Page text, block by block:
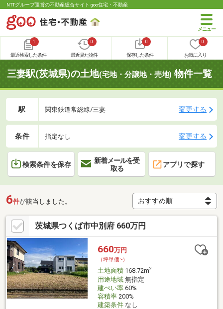
NTTグループ運営の不動産総合サイト goo住宅・不動産
1
最近検索した条件
0
最近見た物件
0
保存した条件
0
お気に入り
三妻駅(茨城県)の土地(宅地・分譲地・売地) 物件一覧
駅 関東鉄道常総線/三妻 変更する
条件 指定なし 変更する
検索条件を保存
新着メールを受
取る
アプリで探す
6件が該当しました。
茨城県つくば市中別府 660万円
660万円
（坪単価:-）
土地面積168.72m2
用途地域無指定
建ぺい率60%
容積率200%
建築条件なし